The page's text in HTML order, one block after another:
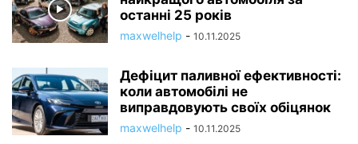
останні 25 років
maxwelhelp - 10.11.2025
Дефіцит паливної ефективності:
коли автомобілі не
виправдовують своїх обіцянок
maxwelhelp - 10.11.2025